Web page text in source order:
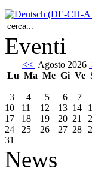
Eventi
<< Agosto 2026
Lu Ma Me Gi Ve
3
4 5 6 7
10
11 12 13 14
17
18 19 20 21
24
25 26 27 28
31
News